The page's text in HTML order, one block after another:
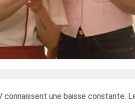
connaissent une baisse constante.